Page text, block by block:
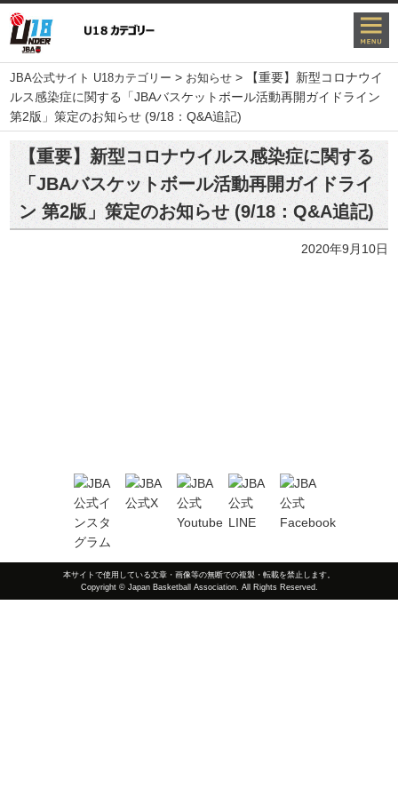
JBA公式サイト U18カテゴリー > お知らせ >
【重要】新型コロナウイ
ルス感染症に関する「JBAバスケットボール活動再開ガイドライン
第2版」策定のお知らせ (9/18：Q&A追記)
【重要】新型コロナウイルス感染症に関する
「JBAバスケットボール活動再開ガイドライ
ン 第2版」策定のお知らせ (9/18：Q&A追記)
2020年9月10日
本サイトで使用している文章・画像等の無断での複製・転載を禁止します。
Copyright © Japan Basketball Association. All Rights Reserved.